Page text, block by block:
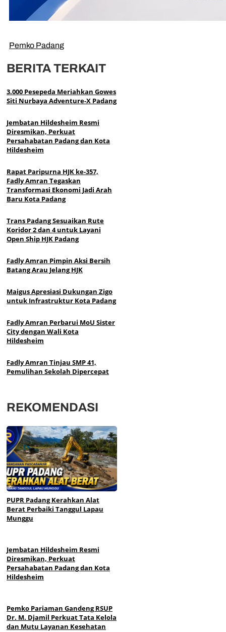
Pemko Padang
BERITA TERKAIT
3.000 Pesepeda Meriahkan Gowes
Siti Nurbaya Adventure-X Padang
Jembatan Hildesheim Resmi
Diresmikan, Perkuat
Persahabatan Padang dan Kota
Hildesheim
Rapat Paripurna HJK ke-357,
Fadly Amran Tegaskan
Transformasi Ekonomi Jadi Arah
Baru Kota Padang
Trans Padang Sesuaikan Rute
Koridor 2 dan 4 untuk Layani
Open Ship HJK Padang
Fadly Amran Pimpin Aksi Bersih
Batang Arau Jelang HJK
Maigus Apresiasi Dukungan Zigo
untuk Infrastruktur Kota Padang
Fadly Amran Perbarui MoU Sister
City dengan Wali Kota
Hildesheim
Fadly Amran Tinjau SMP 41,
Pemulihan Sekolah Dipercepat
REKOMENDASI
PUPR Padang Kerahkan Alat
Berat Perbaiki Tanggul Lapau
Munggu
Jembatan Hildesheim Resmi
Diresmikan, Perkuat
Persahabatan Padang dan Kota
Hildesheim
Pemko Pariaman Gandeng RSUP
Dr. M. Djamil Perkuat Tata Kelola
dan Mutu Layanan Kesehatan